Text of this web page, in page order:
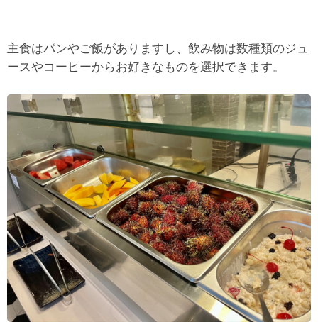
主食はパンやご飯がありますし、飲み物は数種類のジュ
ースやコーヒーからお好きなものを選択できます。